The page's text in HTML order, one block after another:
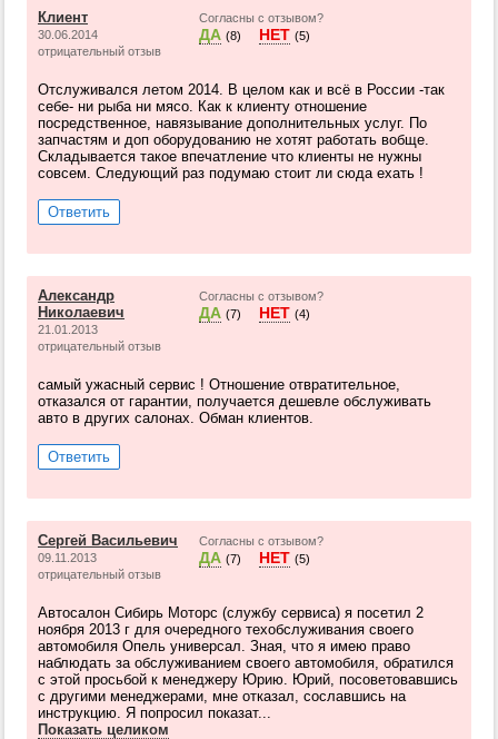
Клиент
30.06.2014
отрицательный отзыв
Согласны с отзывом?
ДА (8) НЕТ (5)
Отслуживался летом 2014. В целом как и всё в России -так
себе- ни рыба ни мясо. Как к клиенту отношение
посредственное, навязывание дополнительных услуг. По
запчастям и доп оборудованию не хотят работать вобще.
Складывается такое впечатление что клиенты не нужны
совсем. Следующий раз подумаю стоит ли сюда ехать !
Ответить
Александр
Николаевич
21.01.2013
отрицательный отзыв
Согласны с отзывом?
ДА (7) НЕТ (4)
самый ужасный сервис ! Отношение отвратительное,
отказался от гарантии, получается дешевле обслуживать
авто в других салонах. Обман клиентов.
Ответить
Сергей Васильевич
09.11.2013
отрицательный отзыв
Согласны с отзывом?
ДА (7) НЕТ (5)
Автосалон Сибирь Моторс (службу сервиса) я посетил 2
ноября 2013 г для очередного техобслуживания своего
автомобиля Опель универсал. Зная, что я имею право
наблюдать за обслуживанием своего автомобиля, обратился
с этой просьбой к менеджеру Юрию. Юрий, посоветовавшись
с другими менеджерами, мне отказал, сославшись на
инструкцию. Я попросил показат...
Показать целиком